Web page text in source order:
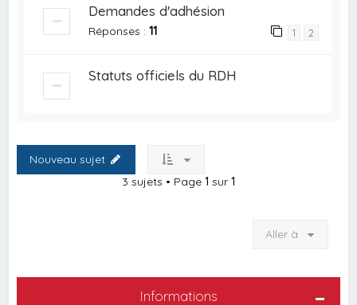
Demandes d'adhésion
Réponses :11 1 2
Statuts officiels du RDH
Nouveau sujet
3 sujets • Page 1 sur 1
Aller à
Informations